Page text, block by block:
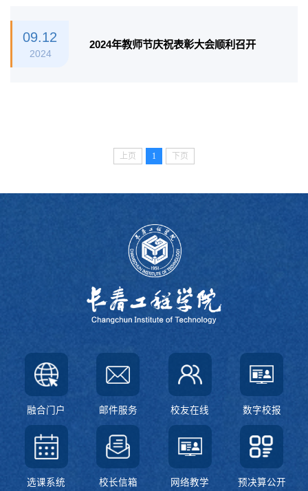
09.12
2024
2024年教师节庆祝表彰大会顺利召开
上页 1 下页
融合门户 邮件服务 校友在线 数字校报
选课系统 校长信箱 网络教学 预决算公开